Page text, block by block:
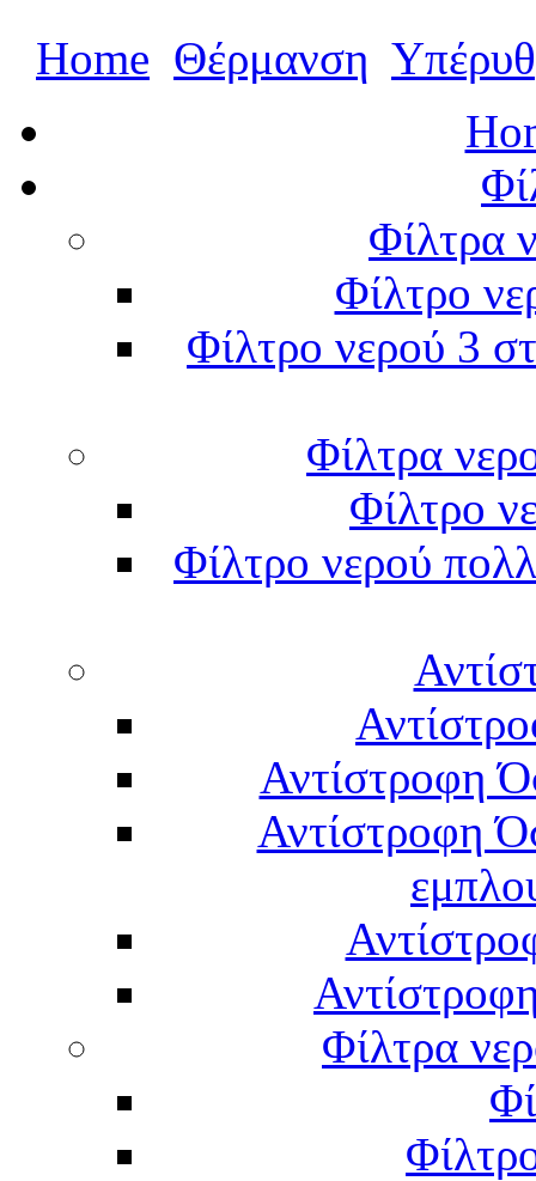
Home Θέρμανση
Φίλτρα
Φίλτρο
Φίλτρο νερού 3
Φίλτρα
Φίλτρο
Φίλτρο νερού
Αντίστροφη
Αντίστροφη
Φίλτρα